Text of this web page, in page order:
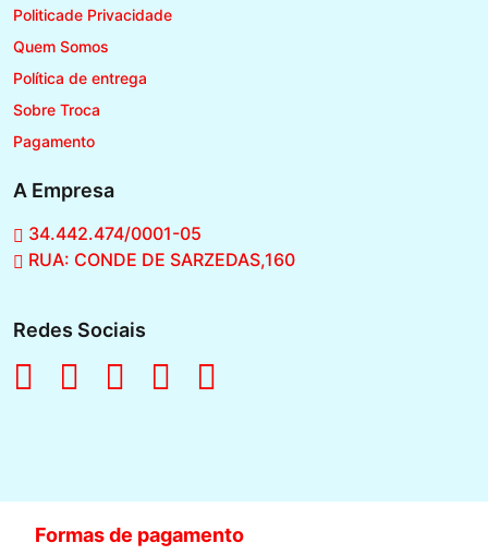
Politicade Privacidade
Quem Somos
Política de entrega
Sobre Troca
Pagamento
A Empresa
34.442.474/0001-05
RUA: CONDE DE SARZEDAS,160
Redes Sociais
Formas de pagamento